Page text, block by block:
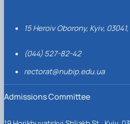
15 Heroiv Oborony, Kyiv,
(044) 527-82-42
rectorat@nubip.edu.ua
Admissions Committee